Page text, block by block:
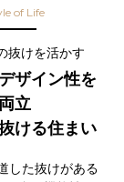
of Life
抜けを活かす
ザイン性を
両立
ける住まい
した抜けがある